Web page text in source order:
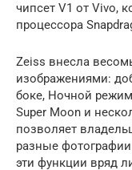
чипсет V1 от Vivo,
процессора
Zeiss внесла
изображениями:
боке, Ночной
Super Moon и
позволяет
разные
эти функции вряд